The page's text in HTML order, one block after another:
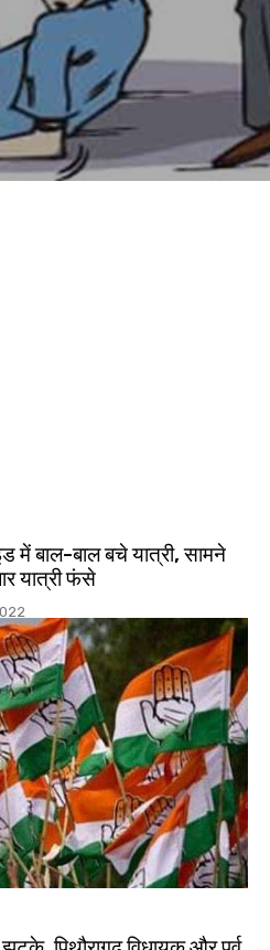
बाल-बाल बचे यात्री, सामने
यात्री फंसे